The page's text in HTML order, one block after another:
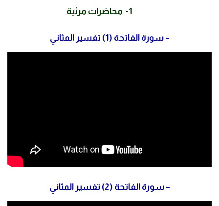
محاضرات مرئية
–سورة الفاتحة (1) تفسير المثاني
–سورة الفاتحة (2) تفسير المثاني